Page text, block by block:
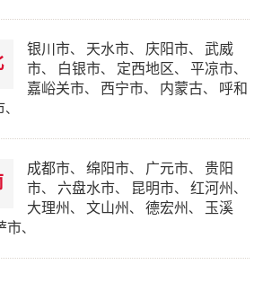
银川市、 天水市、 庆阳市、
武威
市、 白银市、 定西地区、 平凉市、
嘉峪关市、 西宁市、 内蒙古、
呼和
、
成都市、 绵阳市、 广元市、
贵阳
市、 六盘水市、 昆明市、 红河州 、
大理州 、 文山州 、 德宏州 、
玉溪
市、